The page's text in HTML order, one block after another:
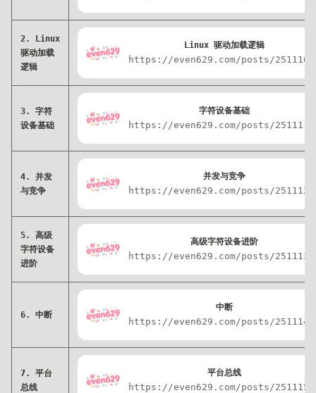
2. Linux
驱动加载
逻辑
Linux 驱动加载逻辑
https://even629.com/posts/
3. 字符
设备基础
字符设备基础
https://even629.com/posts/
4. 并发
与竞争
并发与竞争
https://even629.com/posts/
5. 高级
字符设备
进阶
高级字符设备进阶
https://even629.com/posts/
6. 中断
中断
https://even629.com/posts/
7. 平台
总线
平台总线
https://even629.com/posts/